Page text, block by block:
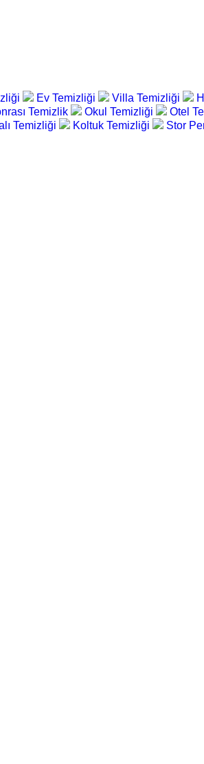
Ev Temizliği Villa Temizliği
Temizlik Okul Temizliği Otel
Temizliği Koltuk Temizliği Stor